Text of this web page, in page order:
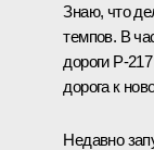
Знаю, что
темпов. В
дороги Р-
дорога к
Недавно